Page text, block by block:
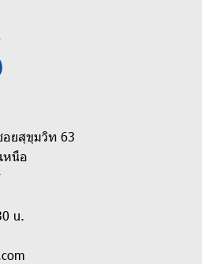
อยสุขุมวิท 63
หนือ
u.